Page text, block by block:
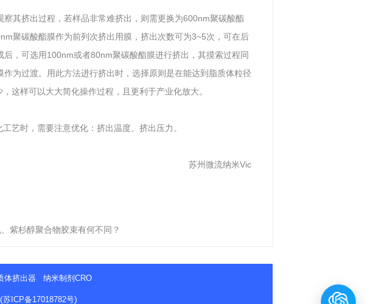
其挤出过程，若样品非常难挤出，则需更换为600nm聚碳酸酯
聚碳酸酯膜作为前列次挤出用膜，挤出次数可为3~5次，可在后
，可选用100nm或者80nm聚碳酸酯膜进行挤出，其摸索过程同
为过渡。用此方法进行挤出时，选择原则是在能达到脂质体粒径
这样可以大大简化操作过程，且更利于产业化放大。
艺时，需要注意优化：挤出温度、挤出压力。
苏州微流纳米Vic
紫杉醇聚合物胶束有何不同？
体挤出器 纳米制剂CRO
(苏ICP备17018782号)